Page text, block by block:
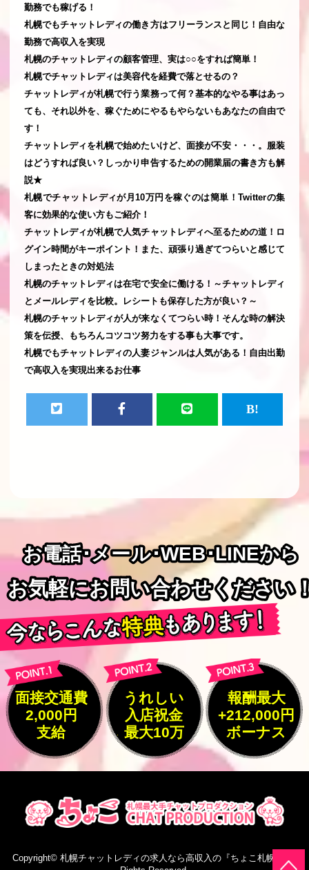
勤務でも稼げる！
札幌でもチャットレディの働き方はフリーランスと同じ！自由な
勤務で高収入を実現
札幌のチャットレディの顧客管理、実は○○をすれば簡単！
札幌でチャットレディは美容代を経費で落とせるの？
チャットレディが札幌で行う業務って何？基本的なやる事はあっ
ても、それ以外を、稼ぐためにやるもやらないもあなたの自由で
す！
チャットレディを札幌で始めたいけど、面接が不安・・・。服装
はどうすれば良い？しっかり申告するための開業届の書き方も解
説★
札幌でチャットレディが月10万円を稼ぐのは簡単！Twitterの集
客に効果的な使い方もご紹介！
チャットレディが札幌で人気チャットレディへ至るための道！ロ
グイン時間がキーポイント！また、頑張り過ぎてつらいと感じて
しまったときの対処法
札幌のチャットレディは在宅で安全に働ける！～チャットレディ
とメールレディを比較。レシートも保存した方が良い？～
札幌のチャットレディが人が来なくてつらい時！そんな時の解決
策を伝授、もちろんコツコツ努力をする事も大事です。
札幌でもチャットレディの人妻ジャンルは人気がある！自由出勤
で高収入を実現出来るお仕事
お電話･メール･WEB･LINEから
お電話･メール･WEB･LINEから
お気軽にお問い合わせください
お気軽にお問い合わせください
面接交通費
2,000円
支給
うれしい
入店祝金
最大10万
報酬最大
+212,000円
ボーナス
Copyright© 札幌チャットレディの求人なら高収入の『ちょこ札幌』
All